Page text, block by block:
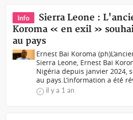
Info
Sierra Leone :
Koroma « en exil »
au pays
Ernest Bai Koroma
Sierra Leone, Ernest Bai
Nigéria depuis janvier 2024,
au pays.L’information a été
il y a 1 an